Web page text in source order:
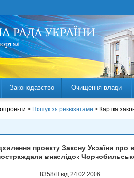
Законодавство Очищення влади
> Пошук за реквізитами > Картка
проекту Закону України про
внаслідок
8358/П від 24.02.2006